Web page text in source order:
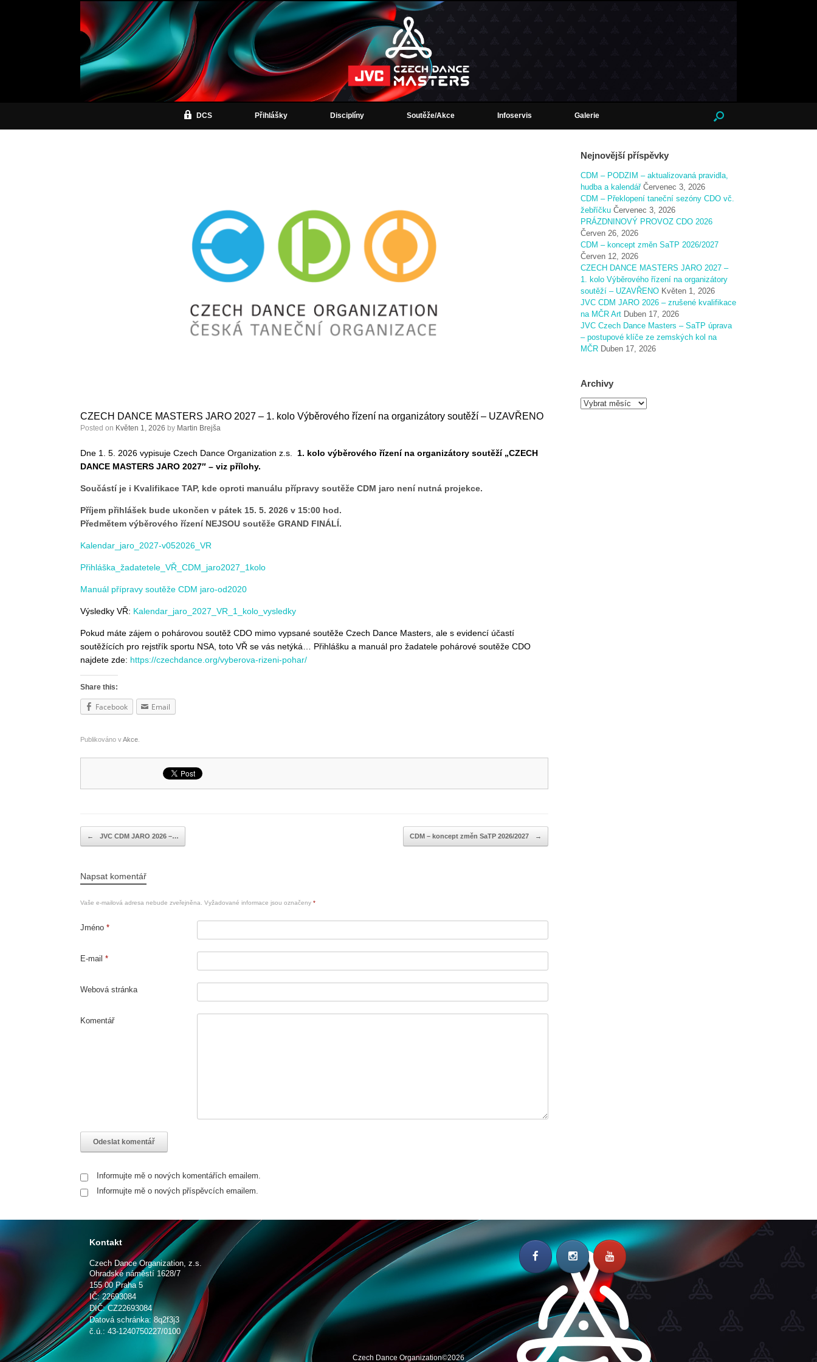
DCS Přihlášky Disciplíny Soutěže/Akce Infoservis Galerie
CZECH DANCE MASTERS JARO 2027 – 1. kolo Výběrového řízení na organizátory soutěží – UZAVŘENO
Posted on Květen 1, 2026 by Martin Brejša
Dne 1. 5. 2026 vypisuje Czech Dance Organization z.s. 1. kolo výběrového řízení na organizátory soutěží „CZECH
DANCE MASTERS JARO 2027″ – viz přílohy.
Součástí je i Kvalifikace TAP, kde oproti manuálu přípravy soutěže CDM jaro není nutná projekce.
Příjem přihlášek bude ukončen v pátek 15. 5. 2026 v 15:00 hod.
Předmětem výběrového řízení NEJSOU soutěže GRAND FINÁLÍ.
Kalendar_jaro_2027-v052026_VR
Přihláška_žadatetele_VŘ_CDM_jaro2027_1kolo
Manuál přípravy soutěže CDM jaro-od2020
Výsledky VŘ: Kalendar_jaro_2027_VR_1_kolo_vysledky
Pokud máte zájem o pohárovou soutěž CDO mimo vypsané soutěže Czech Dance Masters, ale s evidencí účastí
soutěžících pro rejstřík sportu NSA, toto VŘ se vás netýká… Přihlášku a manuál pro žadatele pohárové soutěže CDO
najdete zde: https://czechdance.org/vyberova-rizeni-pohar/
Share this:
Facebook Email
Publikováno vAkce
Navigace příspěvku
← JVC CDM JARO 2026 –… CDM – koncept změn SaTP 2026/2027 →
Napsat komentář
Vaše e-mailová adresa nebude zveřejněna. Vyžadované informace jsou označeny *
Jméno *
E-mail *
Webová stránka
Komentář
Informujte mě o nových komentářích emailem.
Informujte mě o nových příspěvcích emailem.
Nejnovější příspěvky
CDM – PODZIM – aktualizovaná pravidla,
hudba a kalendář Červenec 3, 2026
CDM – Překlopení taneční sezóny CDO vč.
žebříčku Červenec 3, 2026
PRÁZDNINOVÝ PROVOZ CDO 2026
Červen 26, 2026
CDM – koncept změn SaTP 2026/2027
Červen 12, 2026
CZECH DANCE MASTERS JARO 2027 –
1. kolo Výběrového řízení na organizátory
soutěží – UZAVŘENO Květen 1, 2026
JVC CDM JARO 2026 – zrušené kvalifikace
na MČR Art Duben 17, 2026
JVC Czech Dance Masters – SaTP úprava
– postupové klíče ze zemských kol na
MČR Duben 17, 2026
Archivy
A
Kontakt
Czech Dance Organization, z.s.
Ohradské náměstí 1628/7
155 00 Praha 5
IČ: 22693084
DIČ: CZ22693084
Datová schránka: 8q2f3j3
č.ú.: 43-1240750227/0100
Czech Dance Organization©2026